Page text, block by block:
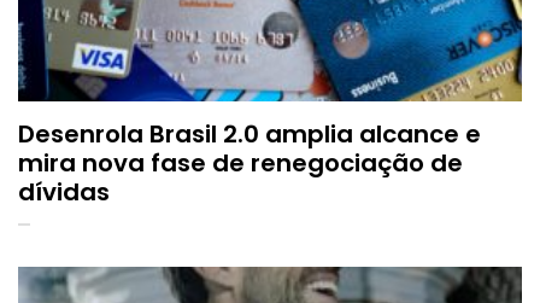
Desenrola Brasil 2.0 amplia alcance e
mira nova fase de renegociação de
dívidas